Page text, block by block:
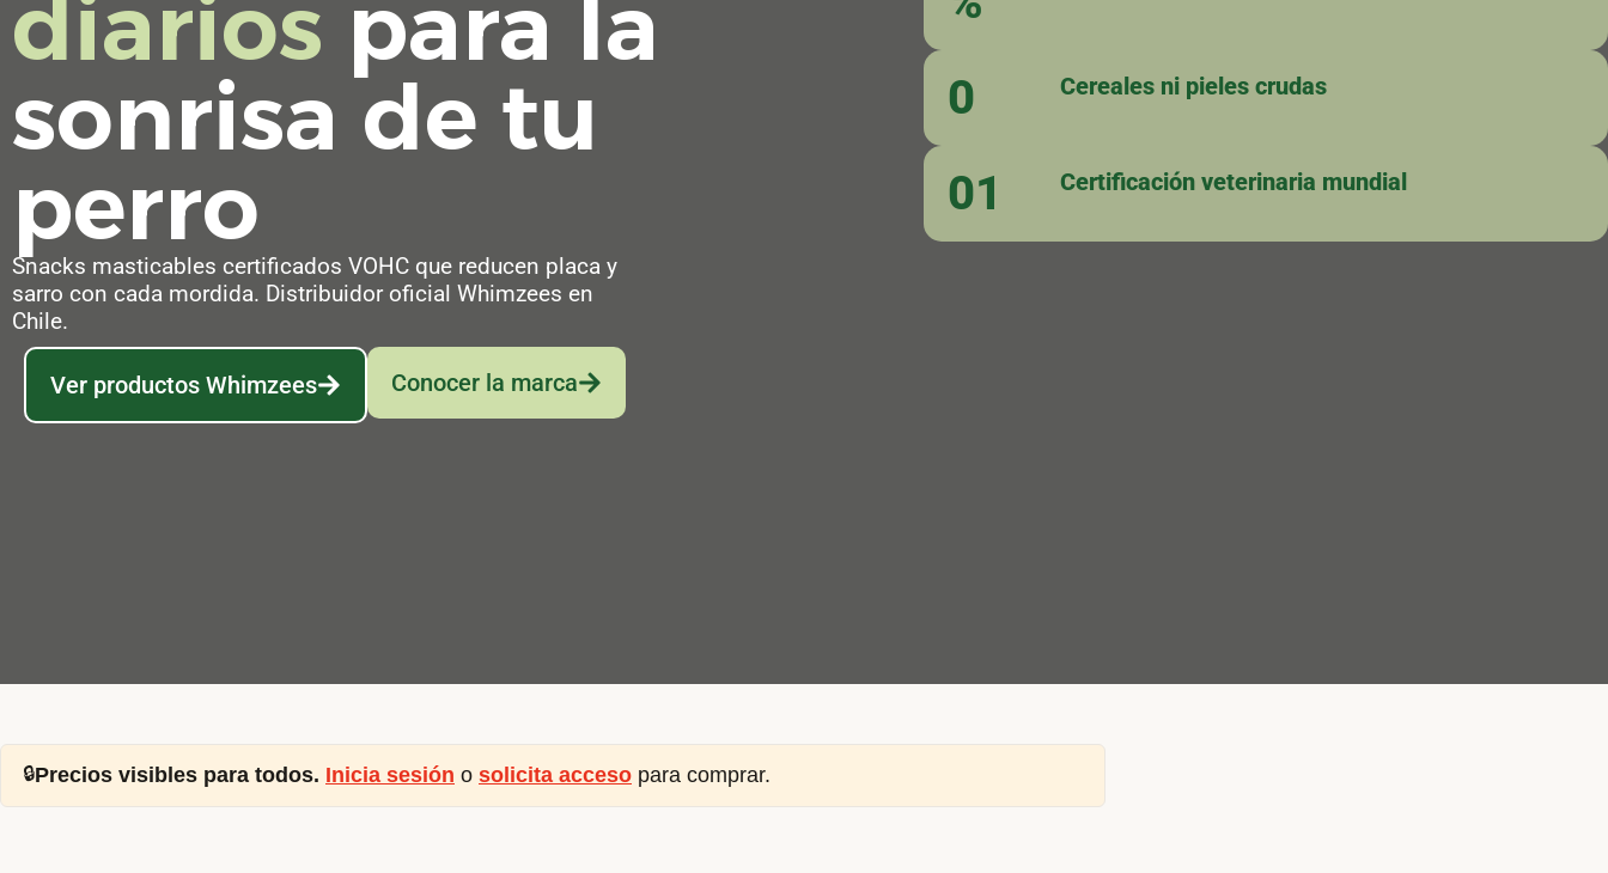
diarios para la
sonrisa de tu
perro
Snacks masticables certificados VOHC que reducen placa y
sarro con cada mordida. Distribuidor oficial Whimzees en
Chile.
Ver productos Whimzees Conocer la marca
0 Cereales ni pieles crudas
01 Certificación veterinaria mundial
🔒Precios visibles para todos. Inicia sesión o solicita acceso para comprar.